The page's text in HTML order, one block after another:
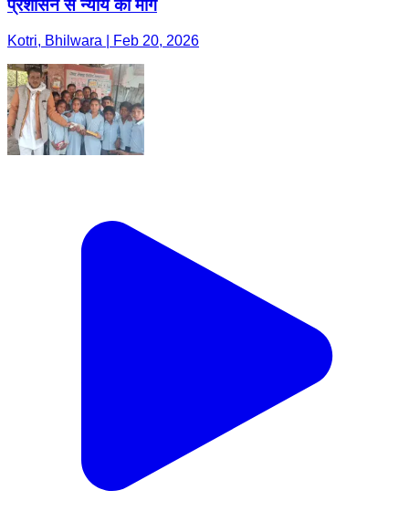
प्रशासन से न्याय की मांग
Kotri, Bhilwara | Feb 20, 2026